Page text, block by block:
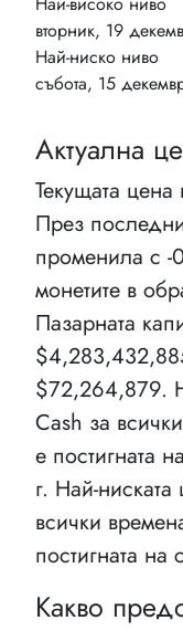
вторник, 19
Най-ниско ниво
събота, 15
Актуална
Текущата цена
През
променила с -
монетите в
Пазарната
$72,264,879.
Cash за
е постигната
г. Най-
всички
постигната
Какво